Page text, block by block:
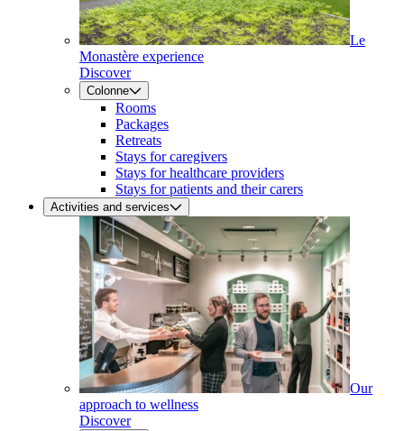
Le
Monastère experience
Discover
Colonne
Rooms
Packages
Retreats
Stays for caregivers
Stays for healthcare providers
Stays for patients and their carers
Activities and services
Our
approach to wellness
Discover